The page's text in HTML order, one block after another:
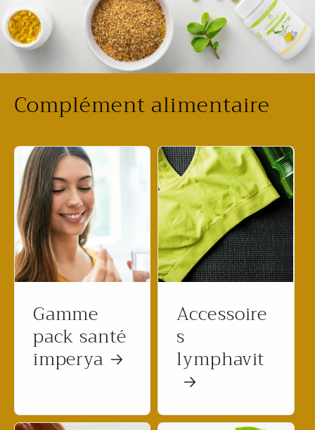
Complément alimentaire
Gamme
pack santé
imperya
Accessoire
s
lymphavit